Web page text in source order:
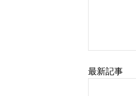
最新記事